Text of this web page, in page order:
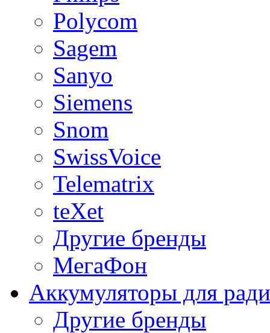
Polycom
Sagem
Sanyo
Siemens
Snom
SwissVoice
Telematrix
teXet
Другие бренды
МегаФон
Аккумуляторы для
Другие бренды